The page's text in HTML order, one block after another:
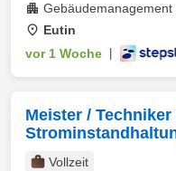
Gebäudemanagement
Eutin
vor 1 Woche
Meister /
Vollzeit